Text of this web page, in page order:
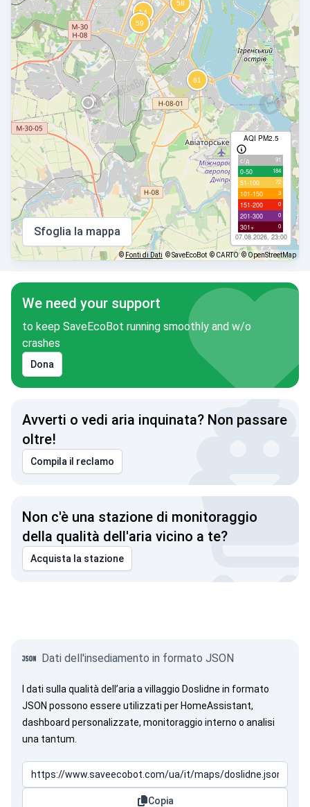
AQI PM2.5
с/д 91
0-50 184
51-100 72
101-150 3
151-200 0
201-300 0
301+ 0
07.08.2026, 23:00
Sfoglia la mappa
© Fonti di Dati © SaveEcoBot © CARTO © OpenStreetMap
We need your support
to keep SaveEcoBot running smoothly and w/o
crashes
Dona
Avverti o vedi aria inquinata? Non passare
oltre!
Compila il reclamo
Non c'è una stazione di monitoraggio
della qualità dell'aria vicino a te?
Acquista la stazione
Dati dell'insediamento in formato JSON
I dati sulla qualità dell’aria a villaggio Doslidne in formato
JSON possono essere utilizzati per HomeAssistant,
dashboard personalizzate, monitoraggio interno o analisi
una tantum.
Copia